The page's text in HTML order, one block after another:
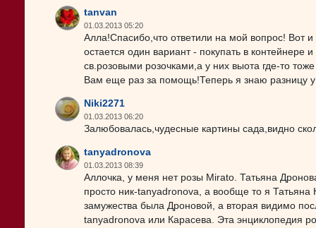
tanvan
01.03.2013 05:20
Алла!Спасибо,что ответили на мой вопрос! Вот
остается один вариант - покупать в
св.розовыми розочками,а у них выота где-то
Вам еще раз за помощь!Теперь я знаю разницу
Niki2271
01.03.2013 06:20
Залюбовалась,чудесные картины сада,видно
tanyadronova
01.03.2013 08:39
Аллочка, у меня нет розы Mirato. Татьяна
просто ник-tanyadronova, а вообще то я Татьяна
замужества была Дроновой, а вторая видимо
tanyadronova или Карасева. Эта энциклопедия